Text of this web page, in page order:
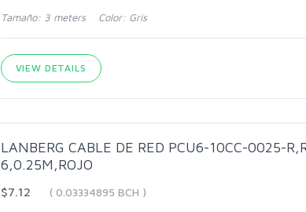
Tamaño: 3 meters Color: Gris
VIEW DETAILS
LANBERG CABLE DE RED PCU6-10CC-0025-
6,0.25M,ROJO
$7.12
( 0.03334895 BCH )